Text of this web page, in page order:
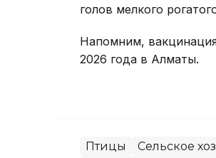
голов мелкого
Напомним,
2026 года в Алматы.
Птицы Сельское